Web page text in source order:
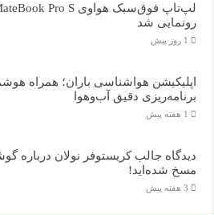
رونمایی شد
1 روز پیش
اپلیکیشن هواشناسی باران؛ همراه
برنامه‌ریزی دقیق آب‌وهوا
1 هفته پیش
دیدگاه جالب کریستوفر نولان
مسخ‌ شده‌اید!
3 هفته پیش